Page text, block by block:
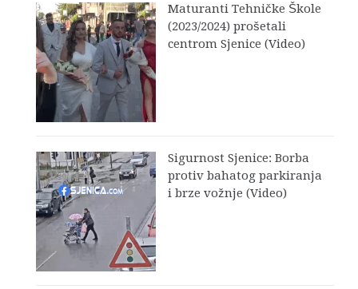
Maturanti Tehničke Škole
(2023/2024) prošetali
centrom Sjenice (Video)
Sigurnost Sjenice: Borba
protiv bahatog parkiranja
i brze vožnje (Video)